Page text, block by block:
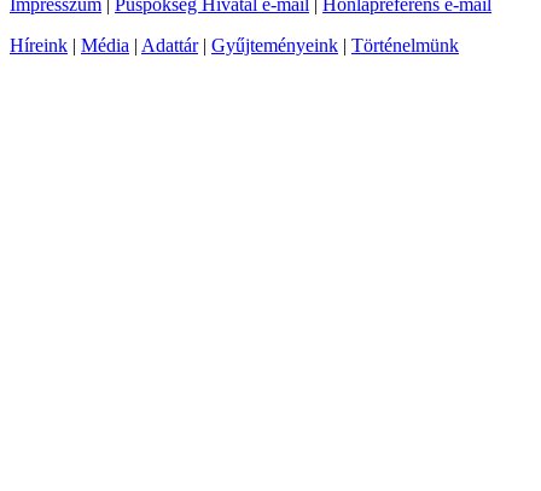
Híreink | Média | Adattár| Gyűjteményeink | Történelmünk